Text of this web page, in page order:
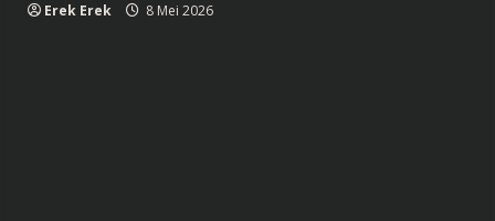
Erek Erek 8 Mei 2026